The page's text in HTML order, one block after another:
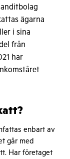
ägarna
i sina
från
har
enbart av
går med
Har företaget